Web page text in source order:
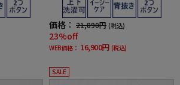
価格： 21,890円 (税込)
23%off
WEB価格： 16,900円 (税込)
SALE